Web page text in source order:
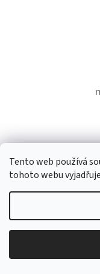
Tento web používá
tohoto webu
863 Kč